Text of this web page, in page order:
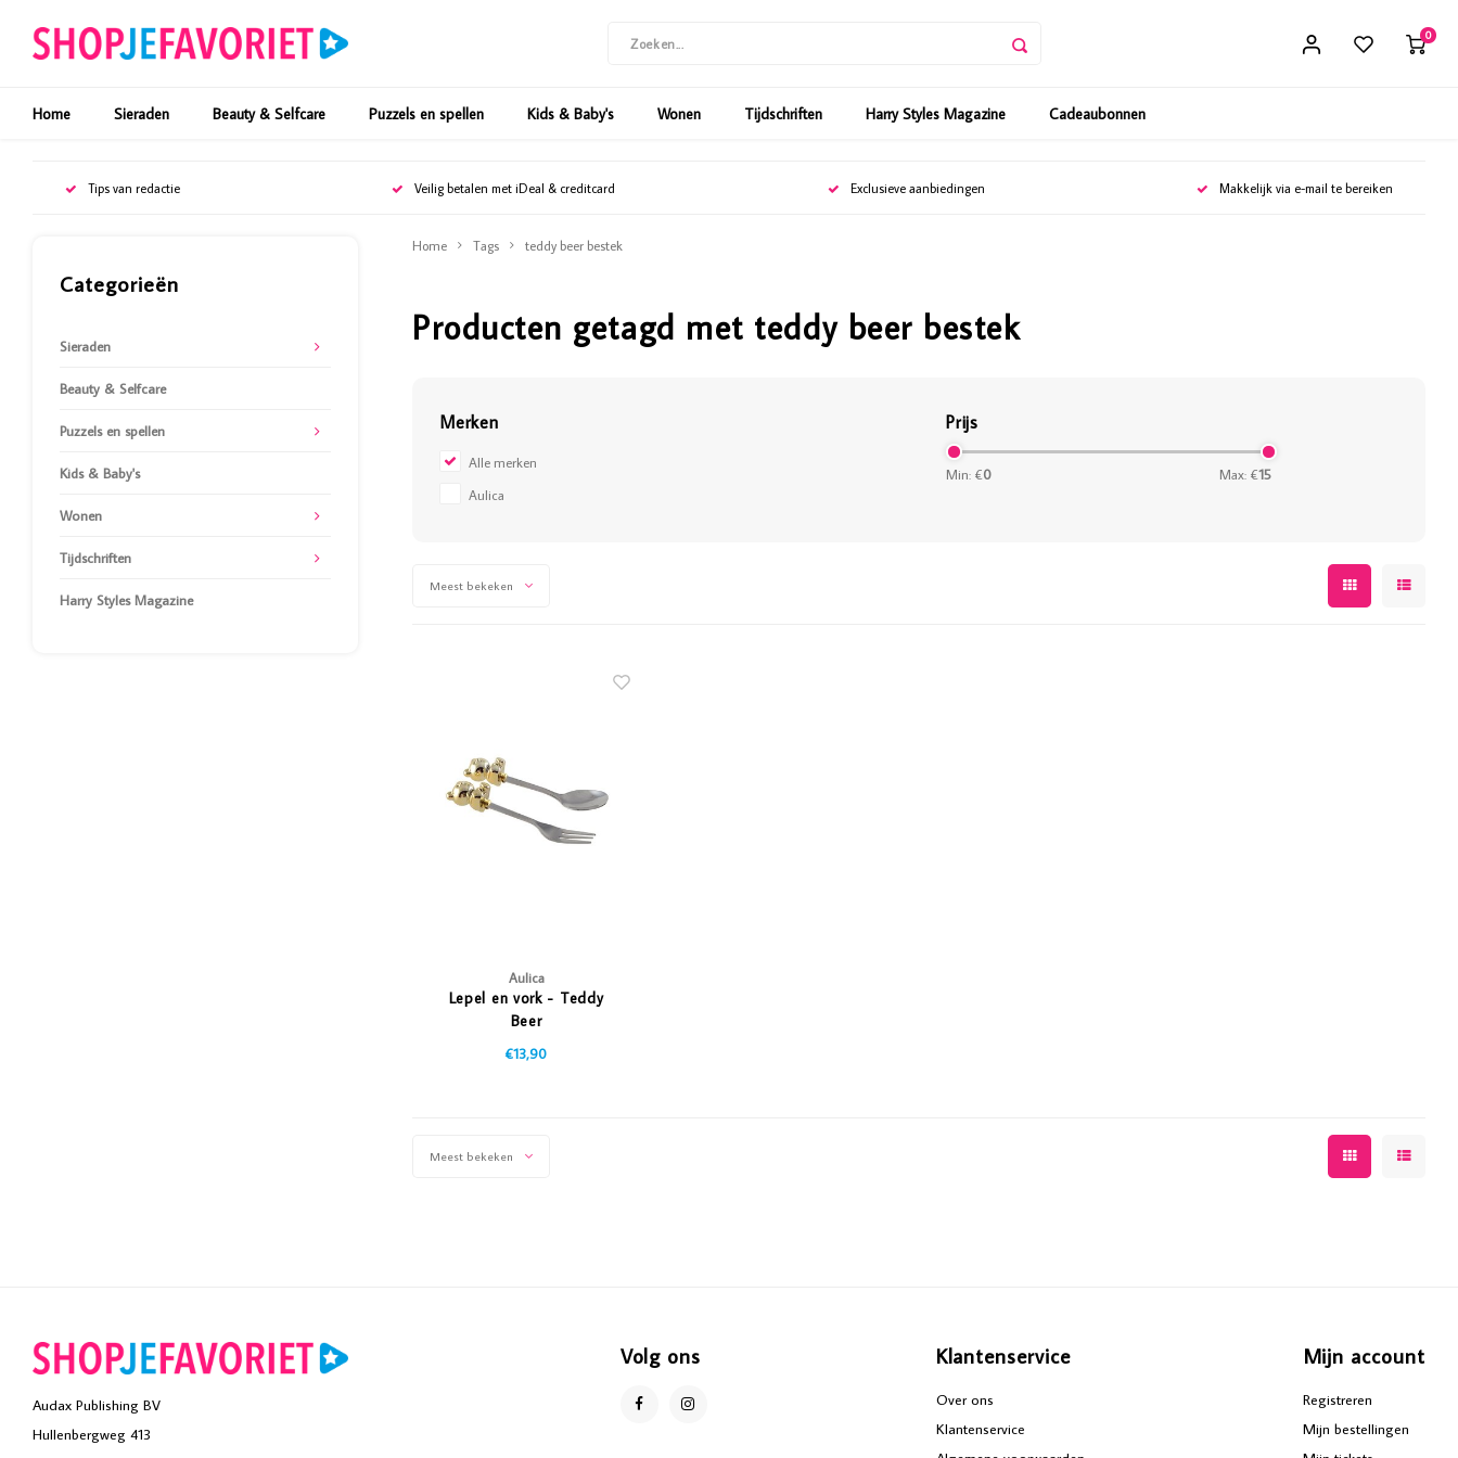
0
Home Sieraden Beauty & Selfcare Puzzels en spellen Kids & Baby's Wonen Tijdschriften Harry Styles Magazine Cadeaubonnen
Tips van redactie Veilig betalen met iDeal & creditcard Exclusieve aanbiedingen Makkelijk via e-mail te bereiken
Categorieën
Sieraden
Beauty & Selfcare
Puzzels en spellen
Kids & Baby's
Wonen
Tijdschriften
Harry Styles Magazine
Home Tags teddy beer bestek
Producten getagd met teddy beer bestek
Merken
Alle merken
Aulica
Prijs
Min: €0 Max: €15
Meest bekeken
Aulica
Lepel en vork - Teddy
Beer
€13,90
Meest bekeken
Audax Publishing BV
Hullenbergweg 413
Volg ons Klantenservice
Over ons
Klantenservice
Mijn account
Registreren
Mijn bestellingen